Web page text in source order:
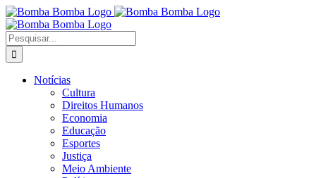
Ir
para
o
conteúdo
Buscar
resultados
para:
Notícias
Cultura
Direitos Humanos
Economia
Educação
Esportes
Justiça
Meio Ambiente